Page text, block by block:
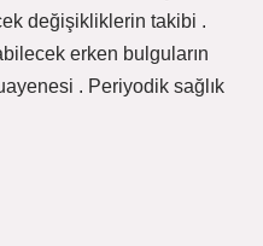
değişikliklerin takibi .
erken bulguların
. Periyodik sağlık